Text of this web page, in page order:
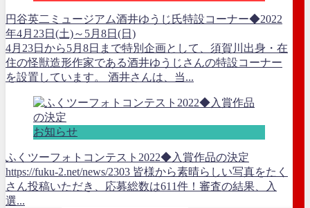
円谷英二ミュージアム酒井ゆうじ氏特設コーナー◆2022
年4月23日(土)～5月8日(日)
4月23日から5月8日まで特別企画として、須賀川出身・在
住の怪獣造形作家である酒井ゆうじさんの特設コーナー
を設置しています。 酒井さんは、当...
お知らせ
ふくツーフォトコンテスト2022◆入賞作品の決定
https://fuku-2.net/news/2303 皆様から素晴らしい写真をたく
さん投稿いただき、応募総数は611件！審査の結果、入
選...